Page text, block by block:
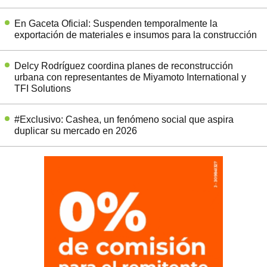
En Gaceta Oficial: Suspenden temporalmente la
exportación de materiales e insumos para la construcción
Delcy Rodríguez coordina planes de reconstrucción
urbana con representantes de Miyamoto International y
TFI Solutions
#Exclusivo: Cashea, un fenómeno social que aspira
duplicar su mercado en 2026